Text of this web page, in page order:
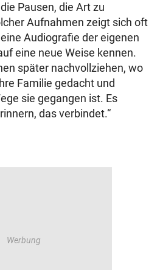
Pausen, die Art zu
Aufnahmen zeigt sich oft
Audiografie der eigenen
eine neue Weise kennen.
später nachvollziehen, wo
Familie gedacht und
sie gegangen ist. Es
das verbindet.“